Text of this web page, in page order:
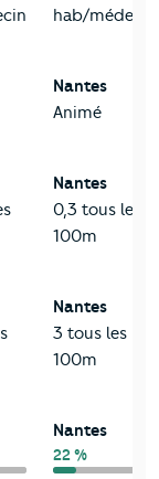
hab/médecin
Nantes
Animé
Nantes
0,3 tous les
100m
Nantes
3 tous les
100m
Nantes
22 %